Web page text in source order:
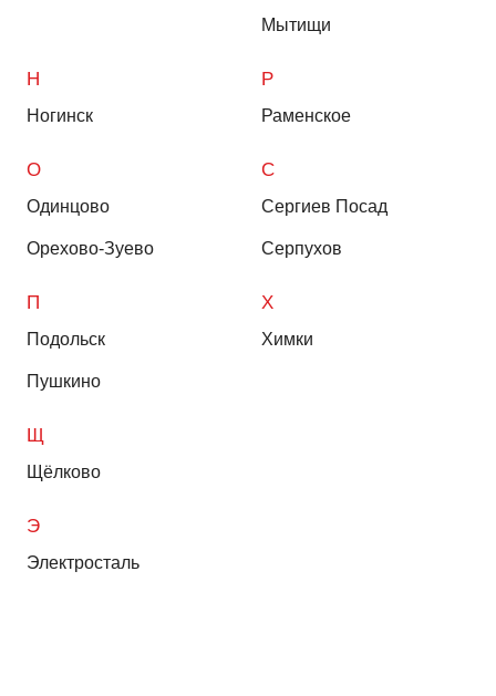
Мытищи
Н
Ногинск
О
Одинцово
Орехово-Зуево
П
Подольск
Пушкино
Р
Раменское
С
Сергиев Посад
Серпухов
Х
Химки
Щ
Щёлково
Э
Электросталь